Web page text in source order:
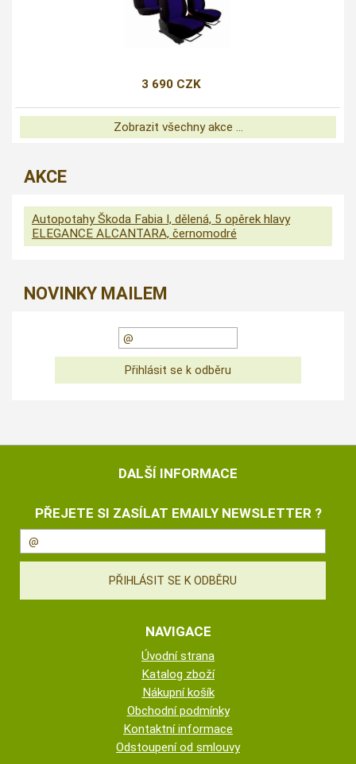
3 690 CZK
Zobrazit všechny akce ...
AKCE
Autopotahy Škoda Fabia I, dělená, 5 opěrek hlavy
ELEGANCE ALCANTARA, černomodré
NOVINKY MAILEM
DALŠÍ INFORMACE
PŘEJETE SI ZASÍLAT EMAILY NEWSLETTER ?
NAVIGACE
Úvodní strana
Katalog zboží
Nákupní košík
Obchodní podmínky
Kontaktní informace
Odstoupení od smlouvy